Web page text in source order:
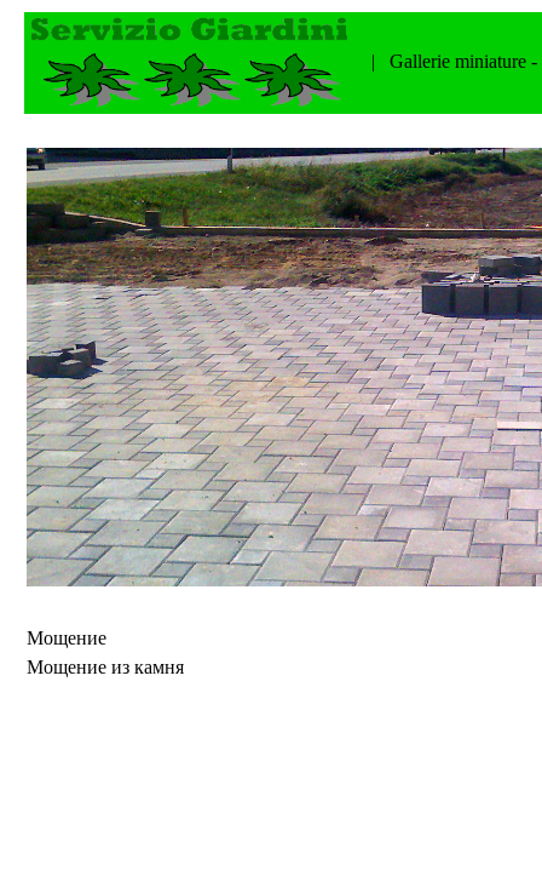
| Gallerie miniature -
Мощение
Мощение из камня